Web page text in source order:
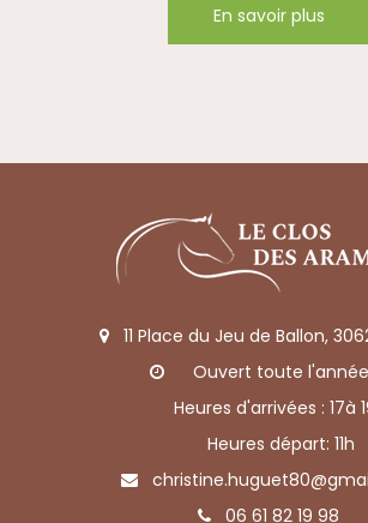
En savoir plus
11 Place du Jeu de Ballon,
Ouvert toute l'année
Heures d'arrivées : 17à
Heures départ: 11h
06 61 82 19 98